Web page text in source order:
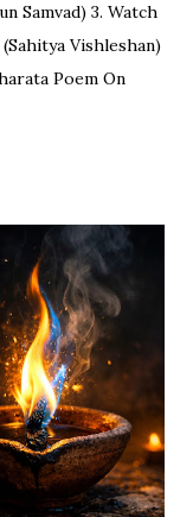
Samvad) 3. Watch
Vishleshan)
Poem On
for more Veer
में खड़े हुए, रक्त
सम्मुख पांडव पाँच बिचारे
की प्रतिक्षा में सारे
जी || रणभूमि के सभी
उन्हें उदास लगे | ...